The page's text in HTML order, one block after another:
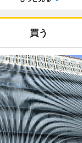
買う